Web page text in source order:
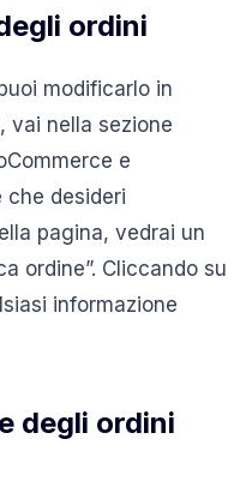
ordini
modificarlo in
vai nella sezione
e
che desideri
pagina, vedrai un
ordine”. Cliccando su
informazione
degli ordini